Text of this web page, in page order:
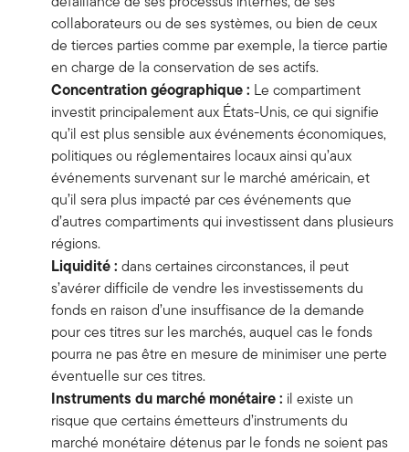
collaborateurs ou de ses systèmes, ou bien de ceux
de tierces parties comme par exemple, la tierce partie
en charge de la conservation de ses actifs.
Concentration géographique : Le compartiment
investit principalement aux États-Unis, ce qui signifie
qu’il est plus sensible aux événements économiques,
politiques ou réglementaires locaux ainsi qu’aux
événements survenant sur le marché américain, et
qu’il sera plus impacté par ces événements que
d’autres compartiments qui investissent dans plusieurs
régions.
Liquidité : dans certaines circonstances, il peut
s’avérer difficile de vendre les investissements du
fonds en raison d’une insuffisance de la demande
pour ces titres sur les marchés, auquel cas le fonds
pourra ne pas être en mesure de minimiser une perte
éventuelle sur ces titres.
Instruments du marché monétaire : il existe un
risque que certains émetteurs d’instruments du
marché monétaire détenus par le fonds ne soient pas